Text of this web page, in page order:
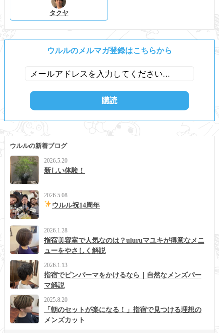
タクヤ
ウルルのメルマガ登録はこちらから
ウルルの新着ブログ
2026.5.20
新しい体験！
2026.5.08
ウルル祝14周年
2026.1.28
指宿美容室で人気なのは？uluruマユキが得意なメニ
ューをやさしく解説
2026.1.13
指宿でピンパーマをかけるなら｜自然なメンズパー
マ解説
2025.8.20
「朝のセットが楽になる！」指宿で見つける理想の
メンズカット